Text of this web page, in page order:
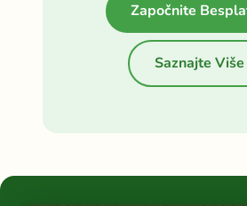
Započnite
Saznajte Više